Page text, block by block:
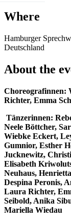
Where
Hamburger
Deutschland
About the
Choreografinnen:
Richter, Emma
Tänzerinnen:
Neele Böttcher,
Wiebke Eckert,
Gumnior, Esther
Jucknewitz,
Elisabeth
Neuhaus,
Despina Peronis,
Laura Richter,
Seibold, Anika
Mariella Wiedau